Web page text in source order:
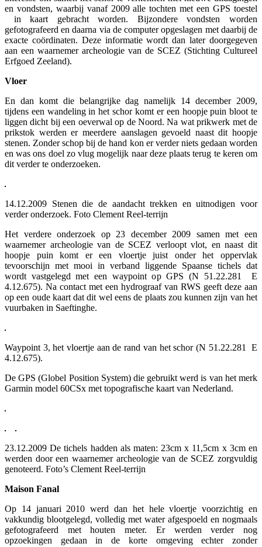
en vondsten, waarbij vanaf 2009 alle tochten met een GPS toestel
in kaart gebracht worden. Bijzondere vondsten worden
gefotografeerd en daarna via de computer opgeslagen met daarbij de
exacte coördinaten. Deze informatie wordt dan later doorgegeven
aan een waarnemer archeologie van de SCEZ (Stichting Cultureel
Erfgoed Zeeland).
Vloer
En dan komt die belangrijke dag namelijk 14 december 2009,
tijdens een wandeling in het schor komt er een hoopje puin bloot te
liggen dicht bij een oeverwal op de Noord. Na wat prikwerk met de
prikstok werden er meerdere aanslagen gevoeld naast dit hoopje
stenen. Zonder schop bij de hand kon er verder niets gedaan worden
en was ons doel zo vlug mogelijk naar deze plaats terug te keren om
dit verder te onderzoeken.
14.12.2009 Stenen die de aandacht trekken en uitnodigen voor
verder onderzoek. Foto Clement Reel-terrijn
Het verdere onderzoek op 23 december 2009 samen met een
waarnemer archeologie van de SCEZ verloopt vlot, en naast dit
hoopje puin komt er een vloertje juist onder het oppervlak
tevoorschijn met mooi in verband liggende Spaanse tichels dat
wordt vastgelegd met een waypoint op GPS (N 51.22.281 E
4.12.675). Na contact met een hydrograaf van RWS geeft deze aan
op een oude kaart dat dit wel eens de plaats zou kunnen zijn van het
vuurbaken in Saeftinghe.
Waypoint 3, het vloertje aan de rand van het schor (N 51.22.281 E
4.12.675).
De GPS (Globel Position System) die gebruikt werd is van het merk
Garmin model 60CSx met topografische kaart van Nederland.
23.12.2009 De tichels hadden als maten: 23cm x 11,5cm x 3cm en
werden door een waarnemer archeologie van de SCEZ zorgvuldig
genoteerd. Foto’s Clement Reel-terrijn
Maison Fanal
Op 14 januari 2010 werd dan het hele vloertje voorzichtig en
vakkundig blootgelegd, volledig met water afgespoeld en nogmaals
gefotografeerd met houten meter. Er werden verder nog
opzoekingen gedaan in de korte omgeving echter zonder